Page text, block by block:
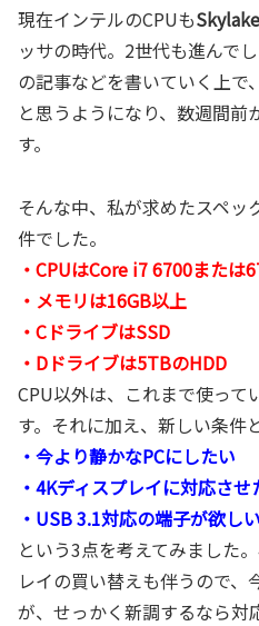
現在インテルのCPUもSkylake
ッサの時代。2世代も進んで
の記事などを書いていく上
と思うようになり、数週間
す。
そんな中、私が求めたスペ
件でした。
・CPUはCore i7 6700または
・メモリは16GB以上
・CドライブはSSD
・Dドライブは5TBのHDD
CPU以外は、これまで使って
す。それに加え、新しい条件
・今より静かなPCにしたい
・4Kディスプレイに対応させ
・USB 3.1対応の端子が欲しい
という3点を考えてみました
レイの買い替えも伴うので
が、せっかく新調するなら対